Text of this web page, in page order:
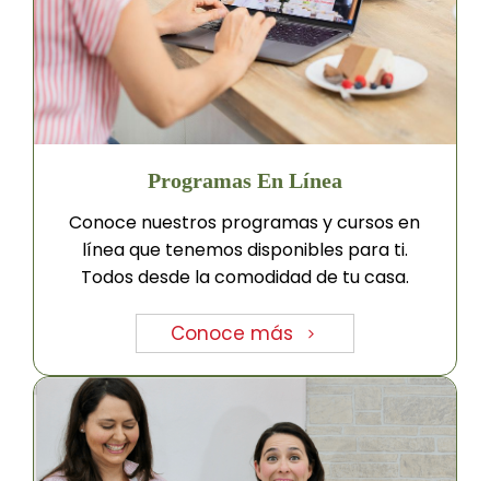
Programas En Línea
Conoce nuestros programas y cursos en
línea que tenemos disponibles para ti.
Todos desde la comodidad de tu casa.
Conoce más